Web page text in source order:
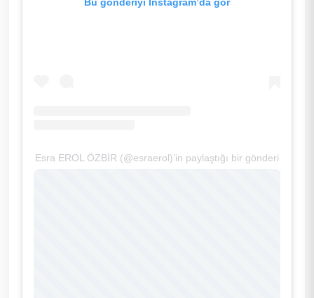
Esra EROL ÖZBİR (@esraerol)’in paylaştığı bir gönderi